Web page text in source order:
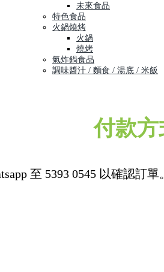
未來食品
特色食品
火鍋燒烤
火鍋
燒烤
氣炸鍋食品
調味醬汁 / 麵食 / 湯底 / 米飯
付款方
至 5393 0545 以確認訂單。